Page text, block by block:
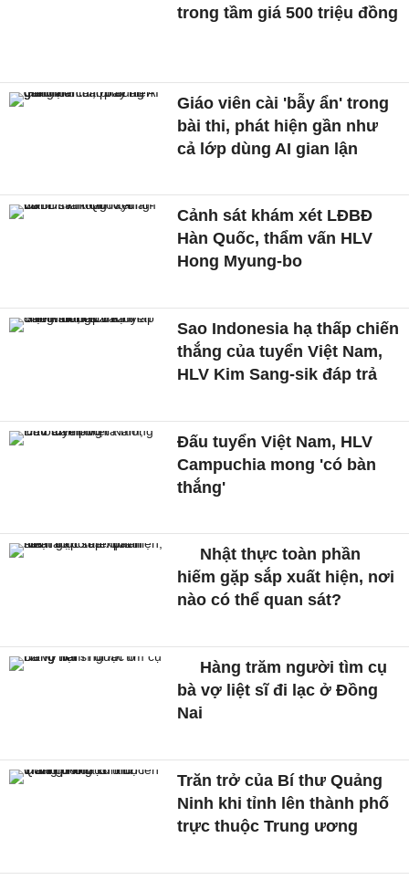
trong tầm giá 500 triệu đồng
Giáo viên cài 'bẫy ẩn' trong
bài thi, phát hiện gần như
cả lớp dùng AI gian lận
Cảnh sát khám xét LĐBĐ
Hàn Quốc, thẩm vấn HLV
Hong Myung-bo
Sao Indonesia hạ thấp chiến
thắng của tuyển Việt Nam,
HLV Kim Sang-sik đáp trả
Đấu tuyển Việt Nam, HLV
Campuchia mong 'có bàn
thắng'
Nhật thực toàn phần
hiếm gặp sắp xuất hiện, nơi
nào có thể quan sát?
Hàng trăm người tìm cụ
bà vợ liệt sĩ đi lạc ở Đồng
Nai
Trăn trở của Bí thư Quảng
Ninh khi tỉnh lên thành phố
trực thuộc Trung ương